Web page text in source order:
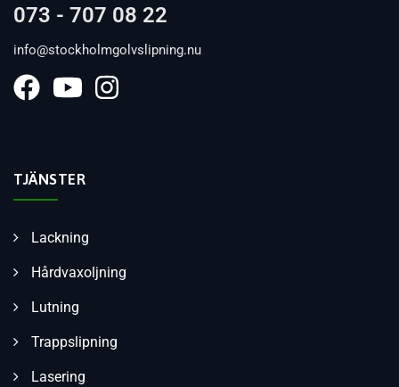
073 - 707 08 22
info@stockholmgolvslipning.nu
TJÄNSTER
Lackning
Hårdvaxoljning
Lutning
Trappslipning
Lasering